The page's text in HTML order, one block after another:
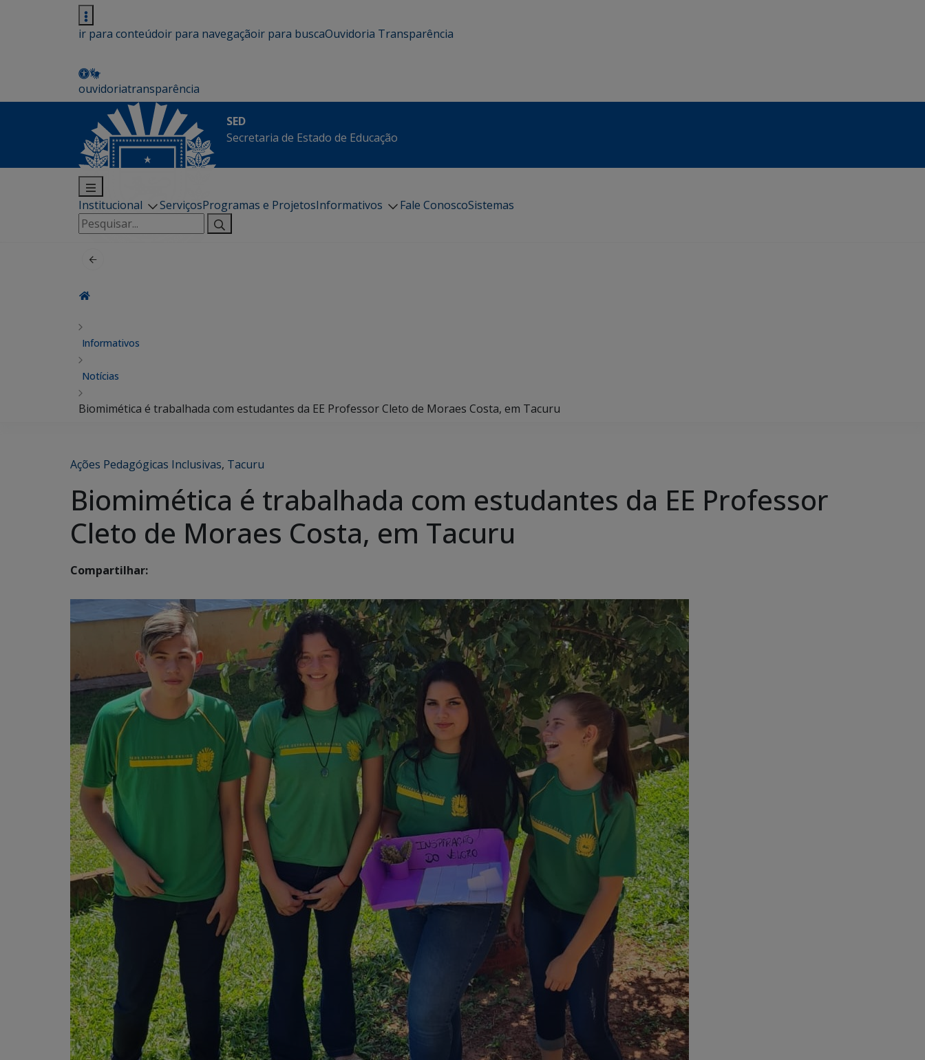
ir para conteúdoir para navegaçãoir para buscaOuvidoria Transparência
ouvidoriatransparência
SED
Secretaria de Estado de Educação
Institucional ServiçosProgramas e ProjetosInformativos Fale ConoscoSistemas
Pesquisar
por:
Informativos
Notícias
Biomimética é trabalhada com estudantes da EE Professor Cleto de Moraes Costa, em Tacuru
Ações Pedagógicas Inclusivas, Tacuru
Biomimética é trabalhada com estudantes da EE Professor
Cleto de Moraes Costa, em Tacuru
Compartilhar: